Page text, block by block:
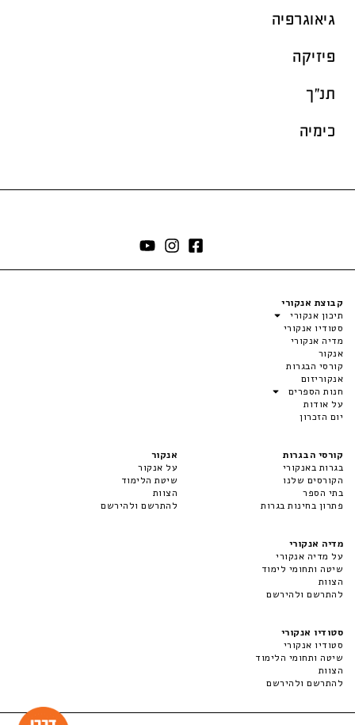
גיאוגרפיה
פיזיקה
תנ"ך
כימיה
קבוצת אנקורי
תיכון אנקורי
סטודיו אנקורי
מדיה אנקורי
אנקור
קורסי הבגרות
אנקוריזום
חנות הספרים
על אודות
יום הזכרון
קורסי הבגרות
בגרות באנקורי
הקורסים שלנו
בתי הספר
פתרון בחינות בגרות
אנקור
על אנקור
שיטת הלימוד
הצוות
להתרשם ולהירשם
מדיה אנקורי
על מדיה אנקורי
שיטה ותחומי לימוד
הצוות
להתרשם ולהירשם
סטודיו אנקורי
סטודיו אנקורי
שיטה ותחומי הלימוד
הצוות
להתרשם ולהירשם